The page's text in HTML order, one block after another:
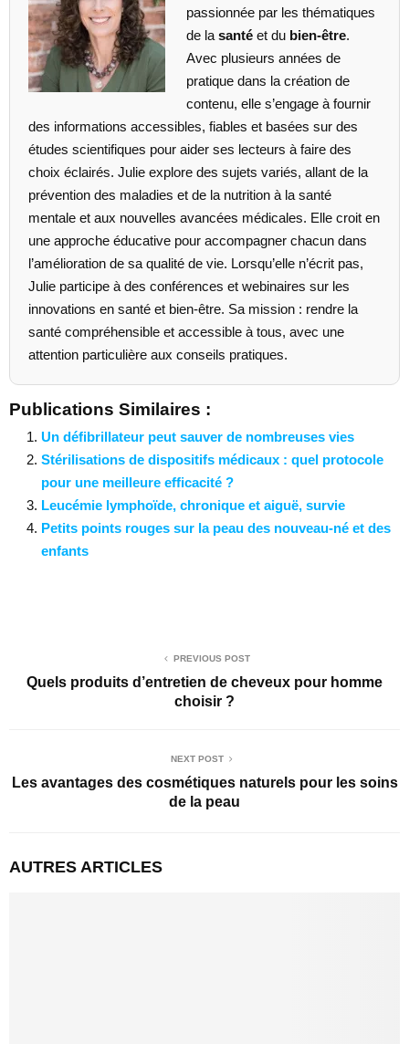
passionnée par les thématiques
de la santéet du bien-être.
Avec plusieurs années de
pratique dans la création de
contenu, elle s’engage à fournir
des informations accessibles, fiables et basées sur des
études scientifiques pour aider ses lecteurs à faire des
choix éclairés. Julie explore des sujets variés, allant de la
prévention des maladies et de la nutrition à la santé
mentale et aux nouvelles avancées médicales. Elle croit en
une approche éducative pour accompagner chacun dans
l’amélioration de sa qualité de vie. Lorsqu’elle n’écrit pas,
Julie participe à des conférences et webinaires sur les
innovations en santé et bien-être. Sa mission : rendre la
santé compréhensible et accessible à tous, avec une
attention particulière aux conseils pratiques.
Publications Similaires :
Un défibrillateur peut sauver de nombreuses vies
Stérilisations de dispositifs médicaux : quel protocole
pour une meilleure efficacité ?
Leucémie lymphoïde, chronique et aiguë, survie
Petits points rouges sur la peau des nouveau-né et des
enfants
PREVIOUS POST
Quels produits d’entretien de cheveux pour homme
choisir ?
NEXT POST
Les avantages des cosmétiques naturels pour les soins
de la peau
AUTRES ARTICLES